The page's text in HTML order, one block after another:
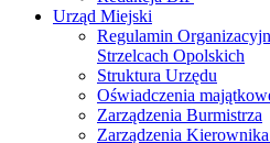
Urząd Miejski
Regulamin
Strzelcach Opolskich
Struktura Urzędu
Oświadczenia
Zarządzenia Burmistrza
Zarządzenia